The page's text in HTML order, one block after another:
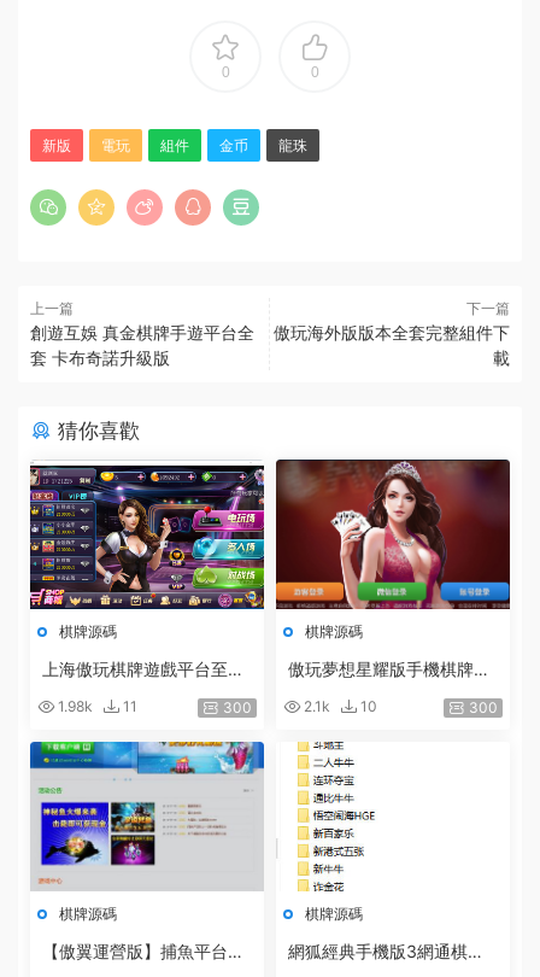
0 0
新版 電玩 組件 金币 龍珠
上一篇
創遊互娛 真金棋牌手遊平台全
套 卡布奇諾升級版
下一篇
傲玩海外版版本全套完整組件下
載
猜你喜歡
棋牌源碼
上海傲玩棋牌遊戲平台至尊
果客戶端+工具+網站+數據
庫
1.98k 11 300
棋牌源碼
傲玩夢想星耀版手機棋牌源
戶端+視頻教程
2.1k 10 300
棋牌源碼
【傲翼運營版】捕魚平台遊
棋牌源碼
網狐經典手機版3網通棋牌